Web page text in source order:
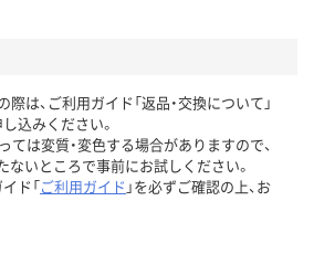
際は、ご利用ガイド「返品・交換について」
込みください。
ては変質・変色する場合がありますので、
いところで事前にお試しください。
ド「ご利用ガイド 」を必ずご確認の上、お